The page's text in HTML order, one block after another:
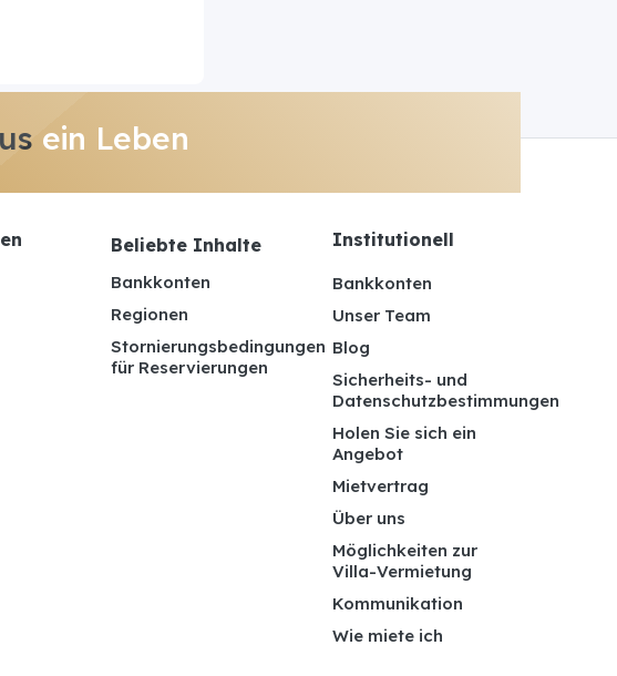
ein Leben
Beliebte Inhalte
Bankkonten
Regionen
Stornierungsbedingungen
für Reservierungen
Institutionell
Bankkonten
Unser Team
Blog
Sicherheits- und
Datenschutzbestimmungen
Holen Sie sich ein
Angebot
Mietvertrag
Über uns
Möglichkeiten zur
Villa-Vermietung
Kommunikation
Wie miete ich